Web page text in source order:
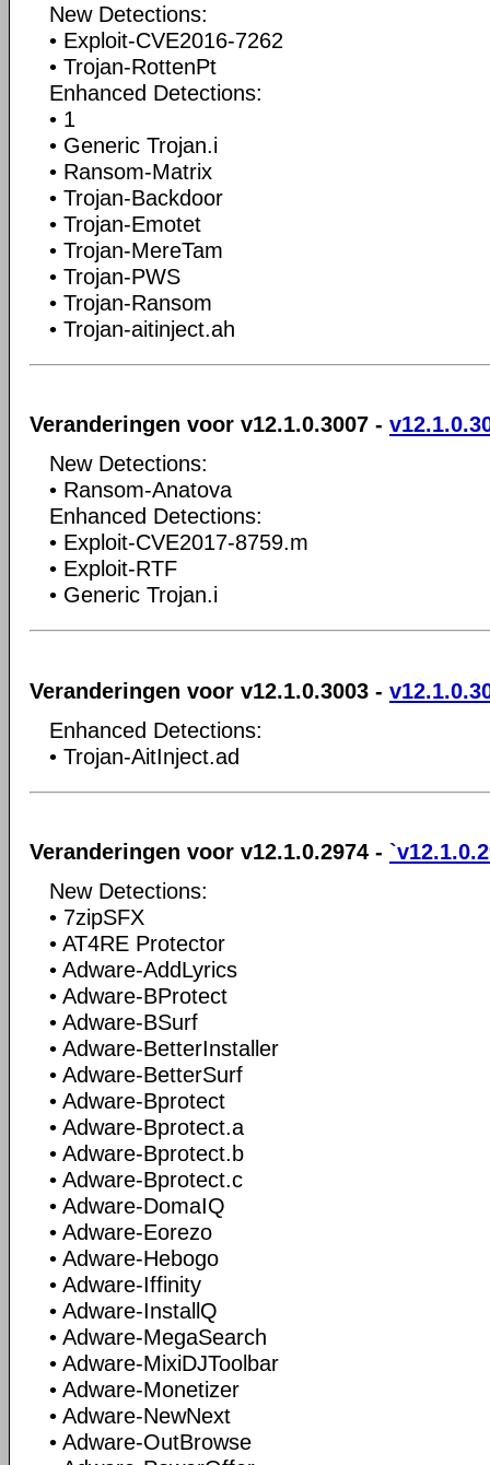
New Detections:
• Exploit-CVE2016-7262
• Trojan-RottenPt
Enhanced Detections:
• 1
• Generic Trojan.i
• Ransom-Matrix
• Trojan-Backdoor
• Trojan-Emotet
• Trojan-MereTam
• Trojan-PWS
• Trojan-Ransom
• Trojan-aitinject.ah
Veranderingen voor v12.1.0.3007 -
New Detections:
• Ransom-Anatova
Enhanced Detections:
• Exploit-CVE2017-8759.m
• Exploit-RTF
• Generic Trojan.i
Veranderingen voor v12.1.0.3003 -
Enhanced Detections:
• Trojan-AitInject.ad
Veranderingen voor v12.1.0.2974 -
New Detections:
• 7zipSFX
• AT4RE Protector
• Adware-AddLyrics
• Adware-BProtect
• Adware-BSurf
• Adware-BetterInstaller
• Adware-BetterSurf
• Adware-Bprotect
• Adware-Bprotect.a
• Adware-Bprotect.b
• Adware-Bprotect.c
• Adware-DomaIQ
• Adware-Eorezo
• Adware-Hebogo
• Adware-Iffinity
• Adware-InstallQ
• Adware-MegaSearch
• Adware-MixiDJToolbar
• Adware-Monetizer
• Adware-NewNext
• Adware-OutBrowse